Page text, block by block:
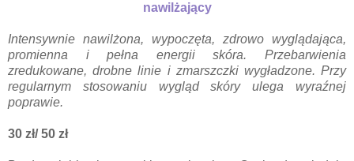
nawilżający
Intensywnie nawilżona, wypoczęta, zdrowo wyglądająca,
promienna i pełna energii skóra. Przebarwienia
zredukowane, drobne linie i zmarszczki wygładzone. Przy
regularnym stosowaniu wygląd skóry ulega wyraźnej
poprawie.
30 zł/ 50 zł